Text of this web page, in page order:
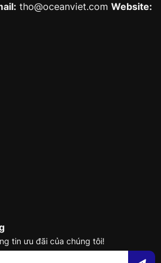
tho@oceanviet.com Website:
tin ưu đãi của chúng tôi!